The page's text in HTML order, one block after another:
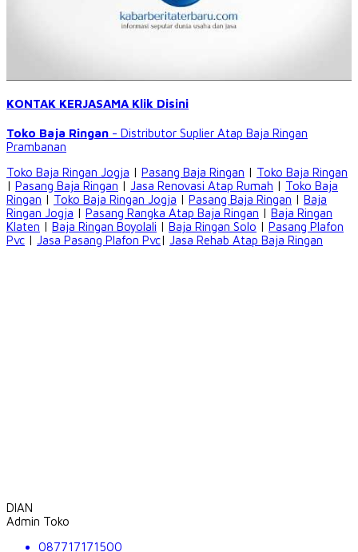
KONTAK KERJASAMA Klik Disini
Toko Baja Ringan - Distributor Suplier Atap Baja Ringan
Prambanan
Toko Baja Ringan Jogja | Pasang Baja Ringan | Toko Baja Ringan
| Pasang Baja Ringan | Jasa Renovasi Atap Rumah | Toko Baja
Ringan | Toko Baja Ringan Jogja | Pasang Baja Ringan | Baja
Ringan Jogja | Pasang Rangka Atap Baja Ringan | Baja Ringan
Klaten | Baja Ringan Boyolali | Baja Ringan Solo | Pasang Plafon
Pvc | Jasa Pasang Plafon Pvc| Jasa Rehab Atap Baja Ringan
DIAN
Admin Toko
087717171500